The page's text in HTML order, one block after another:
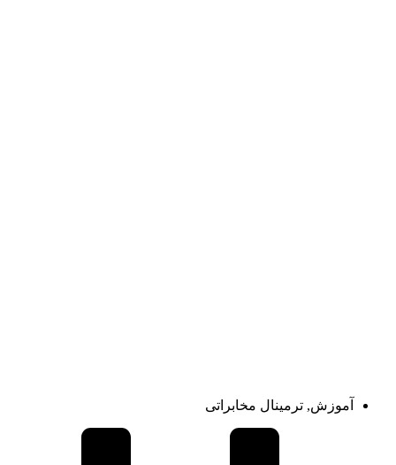
آموزش, ترمینال مخابراتی